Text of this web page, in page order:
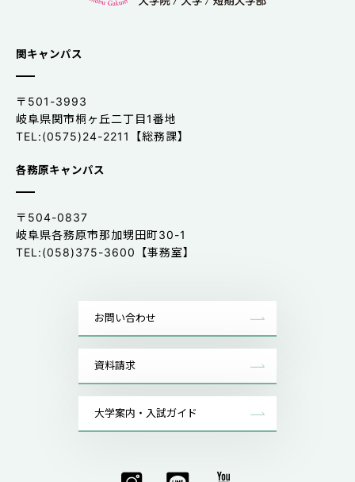
関キャンパス
〒501-3993
岐阜県関市桐ヶ丘二丁目1番地
TEL:(0575)24-2211【総務課】
各務原キャンパス
〒504-0837
岐阜県各務原市那加甥田町30-1
TEL:(058)375-3600【事務室】
お問い合わせ
資料請求
大学案内・入試ガイド